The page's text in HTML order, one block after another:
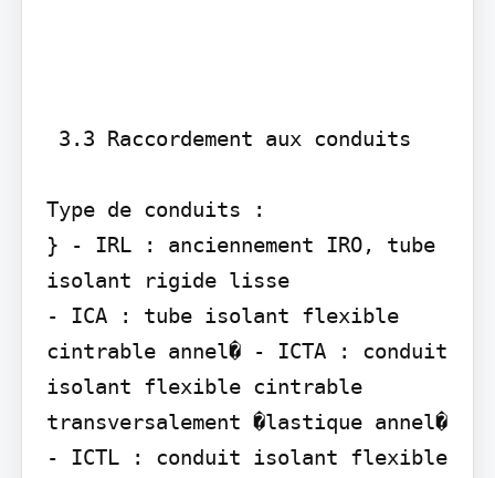
Type de conduits :
} - IRL : anciennement IRO, tube
isolant rigide lisse
- ICA : tube isolant flexible
cintrable annel� - ICTA : conduit
isolant flexible cintrable
transversalement �lastique annel�
- ICTL : conduit isolant flexible